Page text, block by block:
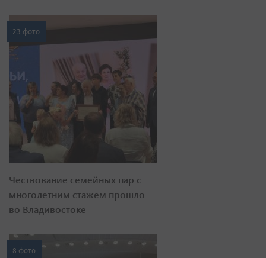
23 фото
Чествование семейных пар с
многолетним стажем прошло
во Владивостоке
8 фото